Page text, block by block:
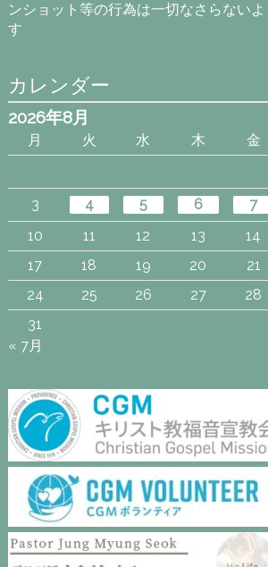
ンショット等の行為は一切なさらない
す
カレンダー
2026年8月
月 火 水 木 金
3
4 5 6 7
10
11 12 13 14
17
18 19 20 21
24
25 26 27 28
31
« 7月